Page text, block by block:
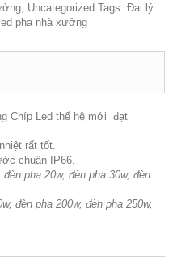
Uncategorized Tags: Đại lý
pha nhà xưởng
Chíp Led thế hệ mới đạt
rất tốt.
chuân IP66.
đèn pha 20w, đèn pha 30w, đèn
đèn pha 200w, đèh pha 250w,